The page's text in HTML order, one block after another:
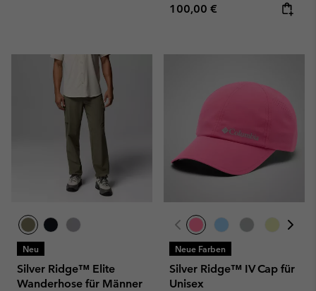
Regular price:
100,00 €
Neu
Silver Ridge™ Elite
Wanderhose für Männer
Neue Farben
Silver Ridge™ IV Cap für
Unisex